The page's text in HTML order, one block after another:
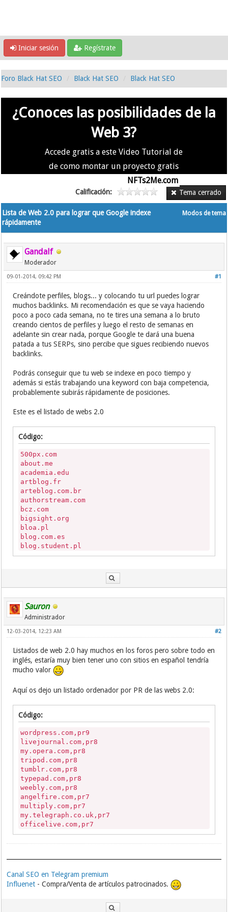
Iniciar sesión Regístrate
Foro Black Hat SEO Black Hat SEO Black Hat SEO
¿Conoces las posibilidades de la
Web 3?
Accede gratis a este Video Tutorial de
de como montar un proyecto gratis
NFTs2Me.com
Tema cerrado
Calificación:
Modos de tema
Lista de Web 2.0 para lograr que Google indexe
rápidamente
Gandalf
Moderador
#1
09-01-2014, 09:42 PM
Creándote perfiles, blogs... y colocando tu url puedes lograr
muchos backlinks. Mi recomendación es que se vaya haciendo
poco a poco cada semana, no te tires una semana a lo bruto
creando cientos de perfiles y luego el resto de semanas en
adelante sin crear nada, porque Google te dará una buena
patada a tus SERPs, sino percibe que sigues recibiendo nuevos
backlinks.
Podrás conseguir que tu web se indexe en poco tiempo y
además si estás trabajando una keyword con baja competencia,
probablemente subirás rápidamente de posiciones.
Este es el listado de webs 2.0
Código:
500px.com
about.me
academia.edu
artblog.fr
arteblog.com.br
authorstream.com
bcz.com
bigsight.org
bloa.pl
blog.com.es
blog.student.pl
blog4u.pl
blogmonster.de
blogspot.com
bloguedoido.com
blogvie.com
blogymate.com
bungie.net
buzznet.com
canalblog.com
ccmixter.org
centerblog.com
cookeatshare.com
docstoc.com
doomby.com
dribbble.com
dudepins.com
e-monsite.com
edocr.com
edublogs.org
esporteblog.com.br
estranky.cz
etsy.com
facebook.com
fashionblogg.se
fotopages.com
freeblog.hu
futblog.com.br
Sauron
Administrador
#2
12-03-2014, 12:23 AM
Listados de web 2.0 hay muchos en los foros pero sobre todo en
inglés, estaría muy bien tener uno con sitios en español tendría
mucho valor
Aquí os dejo un listado ordenador por PR de las webs 2.0:
Código:
wordpress.com,pr9
livejournal.com,pr8
my.opera.com,pr8
tripod.com,pr8
tumblr.com,pr8
typepad.com,pr8
weebly.com,pr8
angelfire.com,pr7
multiply.com,pr7
my.telegraph.co.uk,pr7
officelive.com,pr7
posterous.com,pr7
rediff.com,pr7
wikidot.com,pr7
wikispaces.com,pr7
yola.com,pr7
webs.com,pr7
Canal SEO en Telegram premium
Influenet - Compra/Venta de artículos patrocinados.